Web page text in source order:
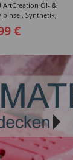
ArtCreation Öl- &
Synthetik,
Stiel, 3
4, 8, 16
€